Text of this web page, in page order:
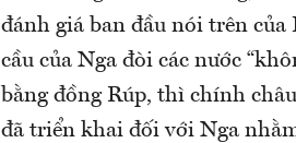
đánh giá ban đầu nói trên của
cầu của Nga đòi các nước
bằng đồng Rúp, thì chính
đã triển khai đối với Nga